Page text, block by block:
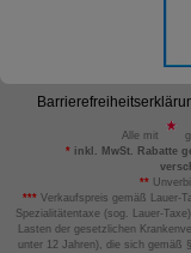
Alle mit
*inkl. MwSt. Rabatte
**
*** Verkaufspreis gemäß Lauer-
Spezialitätentaxe (sog. Lauer-
Lasten der gesetzlichen
unter 12 Jahren), die sich gemäß